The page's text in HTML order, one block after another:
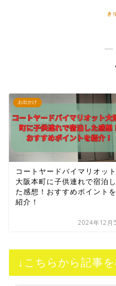
き
―
お出かけ
コートヤードバイマリオット
大阪本町に子供連れで宿泊し
た感想！おすすめポイントを
紹介！
2024年12月
↓こちらから記事